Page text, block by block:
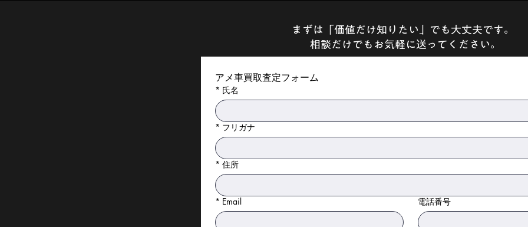
まずは「価値だけ知りたい」でも大丈夫です。
相談だけでもお気軽に送ってください。
アメ車買取査定フォーム
* 氏名
* フリガナ
* 住所
* Email 電話番号